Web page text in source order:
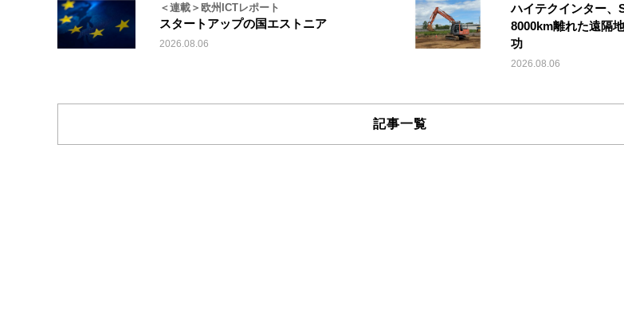
＜連載＞欧州ICTレポート
スタートアップの国エストニア
2026.08.06
ハイテクインター
8000km離れた遠隔
功
2026.08.06
記事一覧